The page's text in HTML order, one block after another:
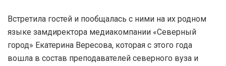
Встретила гостей и пообщалась с ними на их родном
языке замдиректора медиакомпании «Северный
город» Екатерина Вересова, которая с этого года
вошла в состав преподавателей северного вуза и